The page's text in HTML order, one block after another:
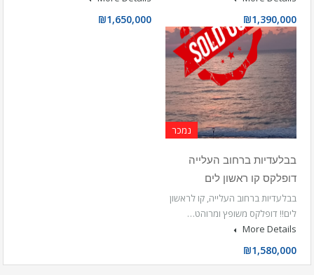
₪1,390,000
₪1,650,000
נמכר
בבלעדיות ברחוב העלייה
דופלקס קו ראשון לים
בבלעדיות ברחוב העלייה, קו לראשון
לים!! דופלקס משופץ ומרוהט…
More Details
₪1,580,000